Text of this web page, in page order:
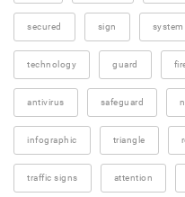
secured sign system
technology guard
antivirus safeguard
infographic triangle
traffic signs attention